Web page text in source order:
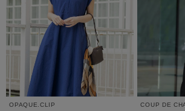
OPAQUE.CLIP
COUP DE